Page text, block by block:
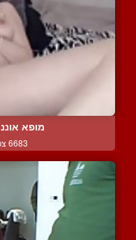
מופא
6683 צפיות